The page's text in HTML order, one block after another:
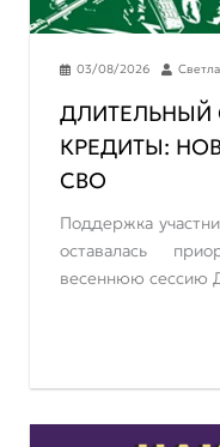
03/08/2026
ДЛИТЕЛЬНЫЙ
КРЕДИТЫ:
СВО
Поддержка
оставалась
весеннюю сессию